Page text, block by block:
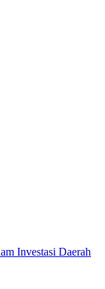
Investasi Daerah